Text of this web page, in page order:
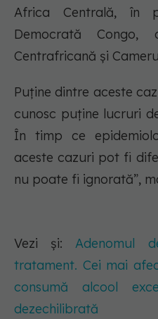
Africa Centrală, în
Democrată
Centrafricană și
Puține dintre aceste
cunosc puține lucruri
În timp ce
aceste cazuri pot fi
nu poate fi ignorată”,
Vezi și:Adenomul
tratament. Cei mai
consumă alcool
dezechilibrată